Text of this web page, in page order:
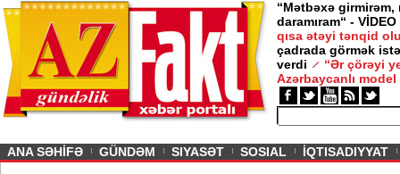
“Mətbəxə girmirəm,
daramıram“ - VİDEO
qısa ətəyi tənqid
çadrada görmək
verdi
“Ər çörəyi
Azərbaycanlı model
ANA SƏHİFƏ GÜNDƏM SIYASƏT SOSIAL İQTISADIYYAT